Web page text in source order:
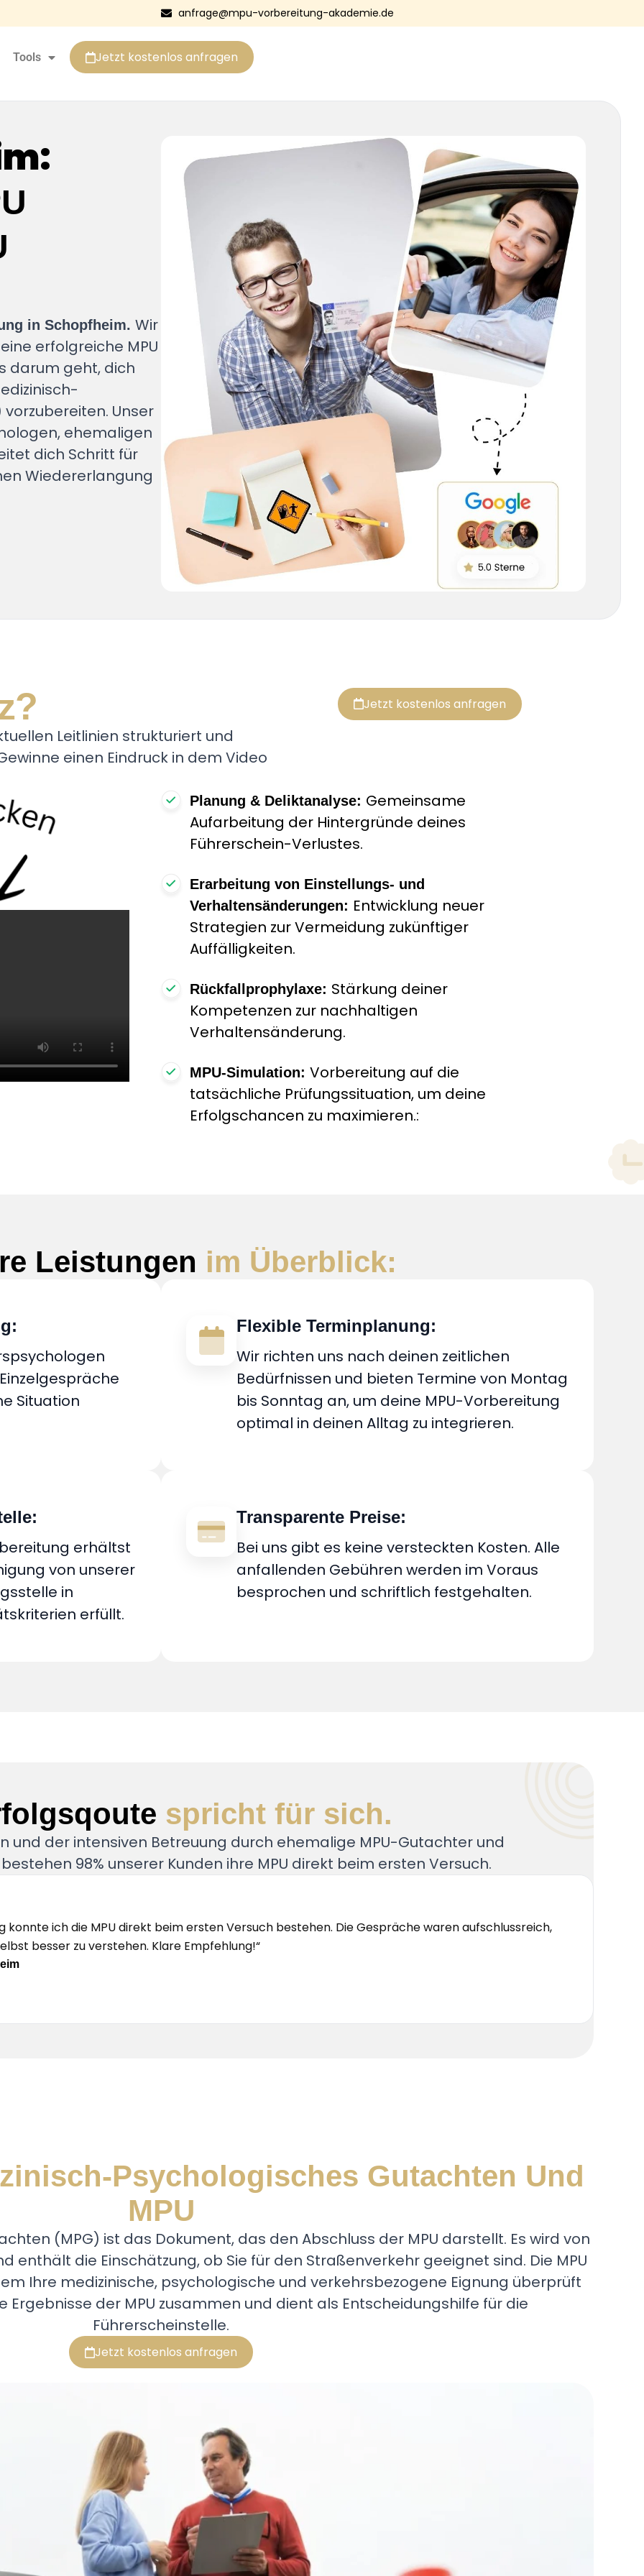
anfrage@mpu-vorbereitung-akademie.de
Tools Jetzt kostenlos anfragen
in Schopfheim. Wir
erfolgreiche MPU
darum geht, dich
Unser
ehemaligen
dich Schritt für
Wiedererlangung
Leitlinien strukturiert und
einen Eindruck in dem Video
Jetzt kostenlos anfragen
Planung & Deliktanalyse: Gemeinsame
Aufarbeitung der Hintergründe deines
Führerschein-Verlustes.
Erarbeitung von Einstellungs- und
Verhaltensänderungen: Entwicklung neuer
Strategien zur Vermeidung zukünftiger
Auffälligkeiten.
Rückfallprophylaxe: Stärkung deiner
Kompetenzen zur nachhaltigen
Verhaltensänderung.
MPU-Simulation: Vorbereitung auf die
tatsächliche Prüfungssituation, um deine
Erfolgschancen zu maximieren.:
Leistungen im Überblick:
Situation
Flexible Terminplanung:
Wir richten uns nach deinen zeitlichen
Bedürfnissen und bieten Termine von Montag
bis Sonntag an, um deine MPU-Vorbereitung
optimal in deinen Alltag zu integrieren.
erhältst
von unserer
in
erfüllt.
Transparente Preise:
Bei uns gibt es keine versteckten Kosten. Alle
anfallenden Gebühren werden im Voraus
besprochen und schriftlich festgehalten.
spricht für sich.
und der intensiven Betreuung durch ehemalige MPU-Gutachter und
98% unserer Kunden ihre MPU direkt beim ersten Versuch.
konnte ich die MPU direkt beim ersten Versuch bestehen. Die Gespräche waren aufschlussreich,
besser zu verstehen. Klare Empfehlung!“
Psychologisches Gutachten Und
MPU
(MPG) ist das Dokument, das den Abschluss der MPU darstellt. Es wird von
die Einschätzung, ob Sie für den Straßenverkehr geeignet sind. Die MPU
Ihre medizinische, psychologische und verkehrsbezogene Eignung überprüft
Ergebnisse der MPU zusammen und dient als Entscheidungshilfe für die
Führerscheinstelle.
Jetzt kostenlos anfragen